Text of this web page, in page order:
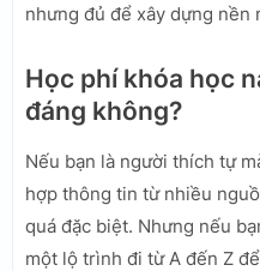
nhưng đủ để xây dựng nền
Học phí khóa học
đáng không?
Nếu bạn là người thích tự
hợp thông tin từ nhiều
quá đặc biệt. Nhưng nếu
một lộ trình đi từ A đến Z